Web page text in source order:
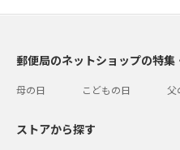
郵便局のネットショップの特集
母の日 こどもの日 父
ストアから探す